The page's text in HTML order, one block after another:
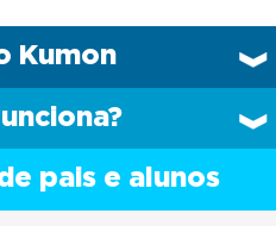
Kumon
pais e alunos